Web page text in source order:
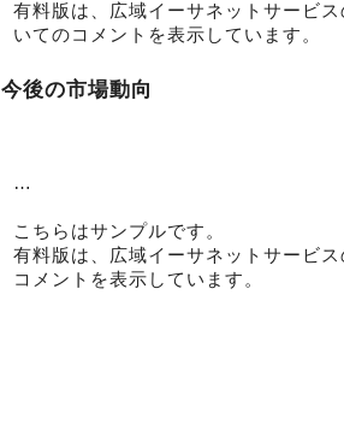
有料版は、広域イーサネットサービ
いてのコメントを表示しています。
今後の市場動向
…
こちらはサンプルです。
有料版は、広域イーサネットサービ
コメントを表示しています。